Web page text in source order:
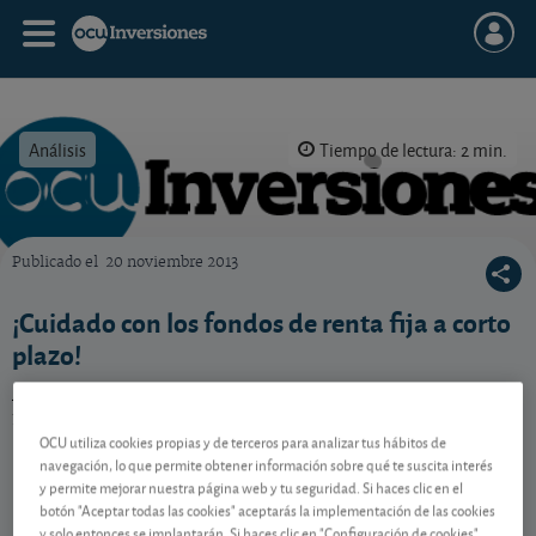
Análisis Tiempo de lectura: 2 min.
Publicado el 20 noviembre 2013
¡Cuidado con los fondos de renta fija a corto
plazo!
Ante la bajada de tipos a corto, ¡mucho ojo con los
fondos de renta fija a corto plazo!. ¿Por qué?
Contenido reservado a SOCIOS
OCU utiliza cookies propias y de terceros para analizar tus hábitos de
navegación, lo que permite obtener información sobre qué te suscita interés
y permite mejorar nuestra página web y tu seguridad. Si haces clic en el
botón "Aceptar todas las cookies" aceptarás la implementación de las cookies